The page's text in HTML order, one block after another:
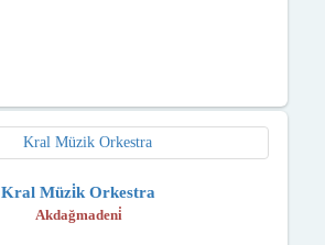
Kral Müzi̇k Orkestra
Akdağmadeni̇